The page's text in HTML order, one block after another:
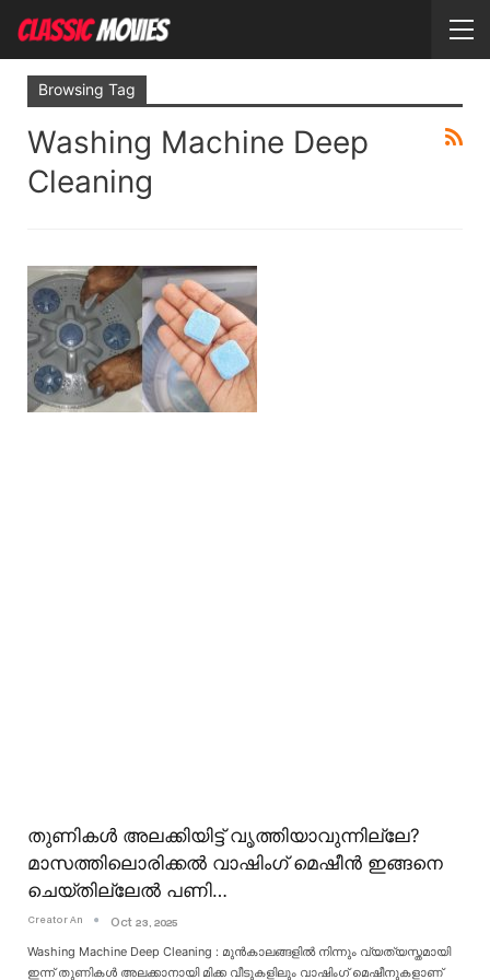
Browsing Tag
Washing Machine Deep
Cleaning
തുണികൾ അലക്കിയിട്ട് വൃത്തിയാവുന്നില്ലേ?
മാസത്തിലൊരിക്കൽ വാഷിംഗ് മെഷീൻ ഇങ്ങനെ
ചെയ്തില്ലേൽ പണി…
Creator An Oct 23, 2025
Washing Machine Deep Cleaning : മുൻകാലങ്ങളിൽ നിന്നും വ്യത്യസ്തമായി
ഇന്ന് തുണികൾ അലക്കാനായി മിക്ക വീടുകളിലും വാഷിംഗ് മെഷീനുകളാണ്